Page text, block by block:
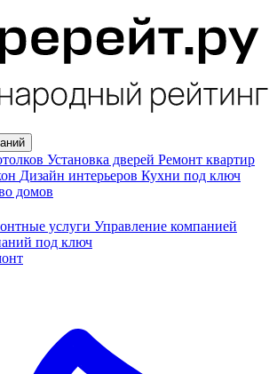
Установка дверей Ремонт квартир
Дизайн интерьеров Кухни под ключ
домов
услуги Управление компанией
под ключ